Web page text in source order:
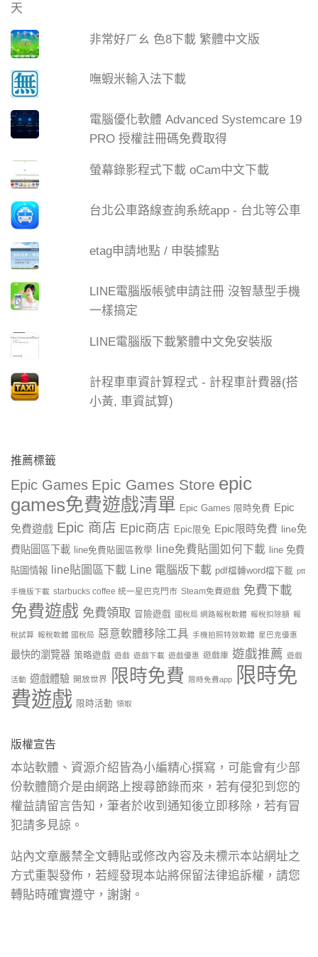
非常好ㄏㄠ 色8下載 繁體中文版
嘸蝦米輸入法下載
電腦優化軟體 Advanced Systemcare 19
PRO 授權註冊碼免費取得
螢幕錄影程式下載 oCam中文下載
台北公車路線查詢系統app - 台北等公車
etag申請地點 / 申裝據點
LINE電腦版帳號申請註冊 沒智慧型手機
一樣搞定
LINE電腦版下載繁體中文免安裝版
計程車車資計算程式 - 計程車計費器(搭
小黃, 車資試算)
推薦標籤
Epic Games Epic Games Store epic
games免費遊戲清單 Epic Games 限時免費 Epic
免費遊戲 Epic 商店 Epic商店 Epic限免 Epic限時免費 line免
費貼圖區下載
line免費貼圖區教學 line免費貼圖如何下載
line 免費
貼圖情報
line貼圖區下載 Line 電腦版下載 pdf檔轉word檔下載 ptt
手機版下載 starbucks coffee 統一星巴克門市 Steam免費遊戲 免費下載
免費遊戲 免費領取 冒險遊戲 國稅局 網路報稅軟體 報稅扣除額 報
稅試算 報稅軟體 國稅局 惡意軟體移除工具 手機拍照特效軟體 星巴克優惠
最快的瀏覽器 策略遊戲 遊戲 遊戲下載 遊戲優惠 遊戲庫 遊戲推薦 遊戲
活動 遊戲體驗 開放世界 限時免費 限時免費app
限時免
費遊戲 限時活動 領取
版權宣告
本站軟體、資源介紹皆為小編精心撰寫，可能會有少部
份軟體簡介是由網路上搜尋節錄而來，若有侵犯到您的
權益請留言告知，筆者於收到通知後立即移除，若有冒
犯請多見諒。
站內文章嚴禁全文轉貼或修改內容及未標示本站網址之
方式重製發佈，若經發現本站將保留法律追訴權，請您
轉貼時確實遵守，謝謝。